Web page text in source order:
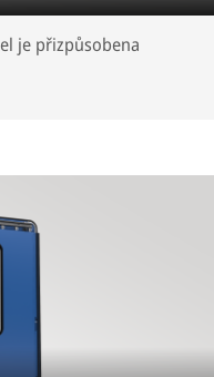
je přizpůsobena